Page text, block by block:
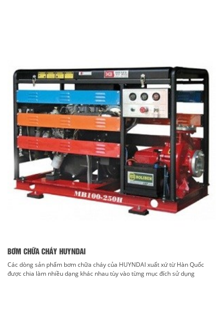
BƠM CHỮA CHÁY HUYNDAI
Các dòng sản phẩm bơm chữa cháy của HUYNDAI xuất xứ từ Hàn Quốc
được chia làm nhiều dạng khác nhau tùy vào từng mục đích sử dụng